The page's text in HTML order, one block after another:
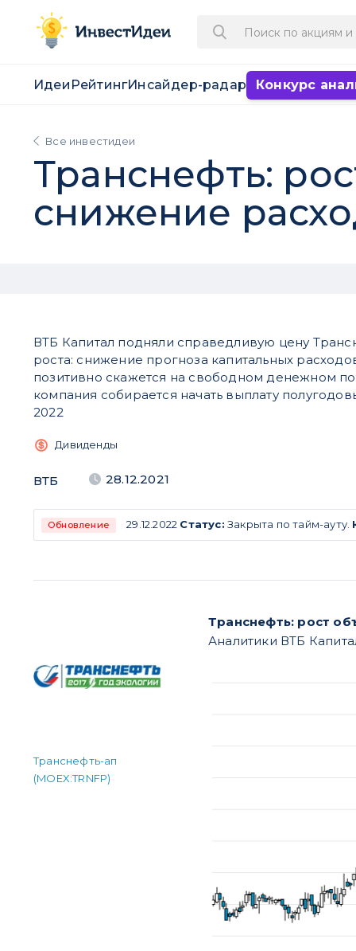
Идеи РейтингИнсайдер-радар Конкурс
Все инвестидеи
Транснефть:
снижение
ВТБ Капитал подняли справедливую цену
роста: снижение прогноза капитальных
позитивно скажется на свободном денежном
компания собирается начать выплату
2022
Дивиденды
ВТБ 28.12.2021
Обновление 29.12.2022 Статус: Закрыта по тайм-ауту.
Транснефть-ап
(MOEX:TRNFP)
Транснефть: рост
Аналитики ВТБ